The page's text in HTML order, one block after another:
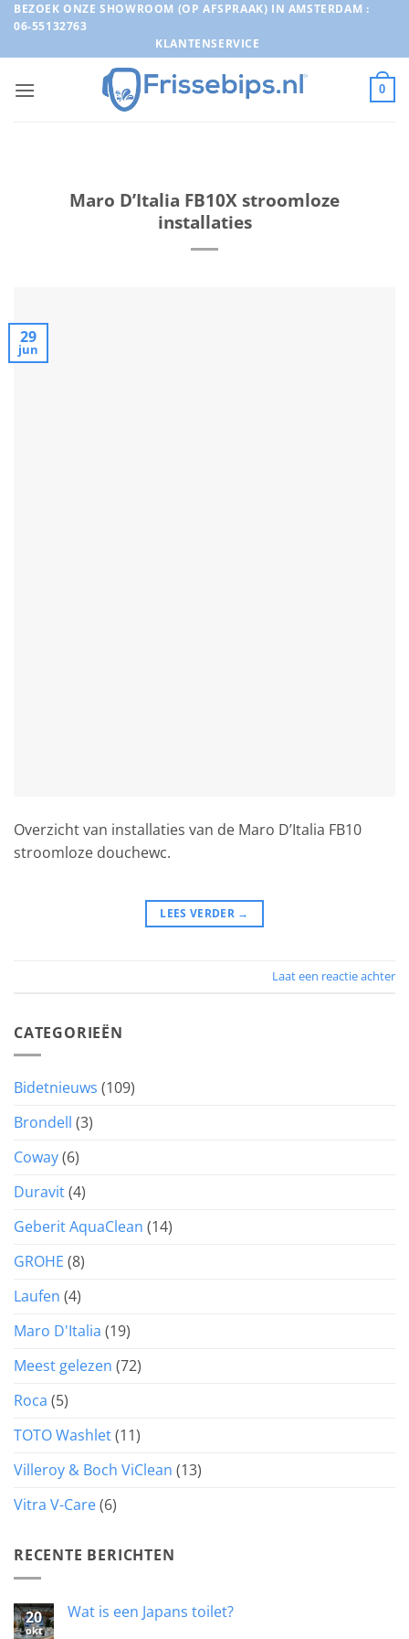
Ga
naar
inhoud
BEZOEK ONZE SHOWROOM (OP AFSPRAAK) IN AMSTERDAM :
06-55132763
KLANTENSERVICE
0
Maro D’Italia FB10X stroomloze
installaties
29
jun
Overzicht van installaties van de Maro D’Italia FB10
stroomloze douchewc.
LEES VERDER →
Laat een reactie achter
CATEGORIEËN
Bidetnieuws (109)
Brondell (3)
Coway(6)
Duravit(4)
Geberit AquaClean (14)
GROHE (8)
Laufen (4)
Maro D'Italia (19)
Meest gelezen (72)
Roca (5)
TOTO Washlet(11)
Villeroy & Boch ViClean (13)
Vitra V-Care(6)
RECENTE BERICHTEN
20
okt
Wat is een Japans toilet?